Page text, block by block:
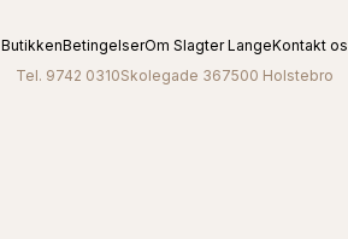
ButikkenBetingelserOm Slagter LangeKontakt os
Tel. 9742 0310Skolegade 367500 Holstebro